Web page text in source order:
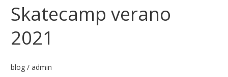
Skatecamp verano
2021
blog / admin